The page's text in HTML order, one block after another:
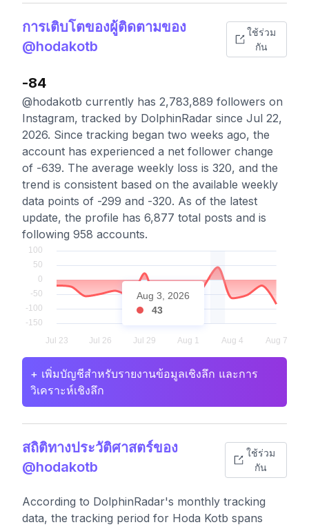
การเติบโตของผู้ติดตามของ
@hodakotb
ใช้ร่วม
กัน
-84
@hodakotb currently has 2,783,889 followers on
Instagram, tracked by DolphinRadar since Jul 22,
2026. Since tracking began two weeks ago, the
account has experienced a net follower change
of -639. The average weekly loss is 320, and the
trend is consistent based on the available weekly
data points of -299 and -320. As of the latest
update, the profile has 6,877 total posts and is
following 958 accounts.
Aug 3, 2026
43
+ เพิ่มบัญชีสำหรับรายงานข้อมูลเชิงลึก และการ
วิเคราะห์เชิงลึก
สถิติทางประวัติศาสตร์ของ
@hodakotb
ใช้ร่วม
กัน
According to DolphinRadar's monthly tracking
data, the tracking period for Hoda Kotb spans